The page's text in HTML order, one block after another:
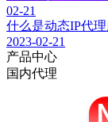
02-21
什么是动态IP代
2023-02-21
产品中心
国内代理